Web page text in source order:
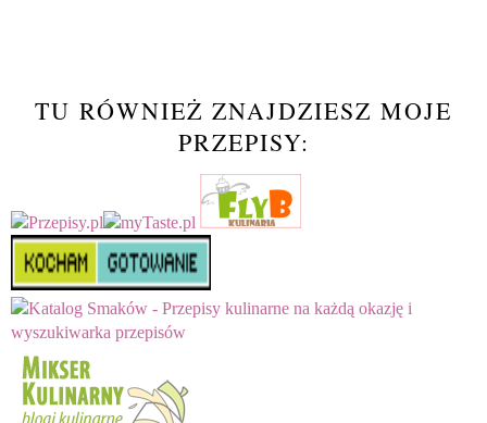
TU RÓWNIEŻ ZNAJDZIESZ MOJE
PRZEPISY: